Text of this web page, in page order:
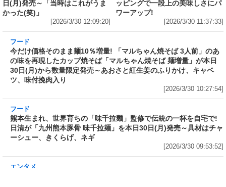
フード
研究所で発見された50年前の「ど
ん兵衛」レシピをもとに発売当時
の味を再現! 「日清のどん兵衛 き
ぷらそば クラシック」が本日30
フード
【食レポ】すき家で「旨だしたけ
のこ牛丼 大盛」(939kcal)を食す!
看板メニューの「牛丼」が適度な